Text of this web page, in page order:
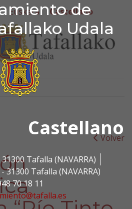
de
Udala
Castellano
Tafalla (NAVARRA)
31300 Tafalla (NAVARRA)
70 18 11
de
Euskera Castellano
Volver